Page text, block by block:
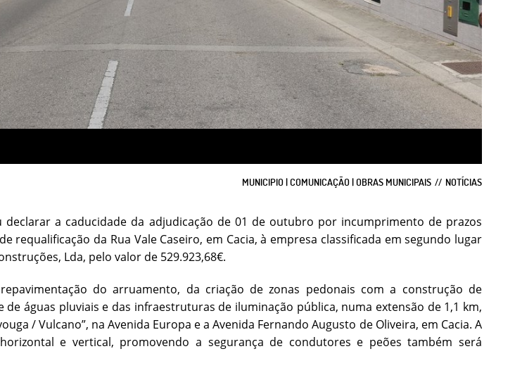
MUNICIPIO | COMUNICAÇÃO | OBRAS MUNICIPAIS NOTÍCIAS
declarar a caducidade da adjudicação de 01 de outubro por incumprimento de prazos
requalificação da Rua Vale Caseiro, em Cacia, à empresa classificada em segundo lugar
Lda, pelo valor de 529.923,68€.
do arruamento, da criação de zonas pedonais com a construção de
de águas pluviais e das infraestruturas de iluminação pública, numa extensão de 1,1 km,
/ Vulcano”, na Avenida Europa e a Avenida Fernando Augusto de Oliveira, em Cacia. A
e vertical, promovendo a segurança de condutores e peões também será